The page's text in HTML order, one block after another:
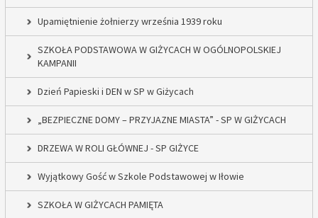
Upamiętnienie żołnierzy września 1939 roku
SZKOŁA PODSTAWOWA W GIŻYCACH W OGÓLNOPOLSKIEJ
KAMPANII
Dzień Papieski i DEN w SP w Giżycach
„BEZPIECZNE DOMY – PRZYJAZNE MIASTA” - SP W GIŻYCACH
DRZEWA W ROLI GŁÓWNEJ - SP GIŻYCE
Wyjątkowy Gość w Szkole Podstawowej w Iłowie
SZKOŁA W GIŻYCACH PAMIĘTA